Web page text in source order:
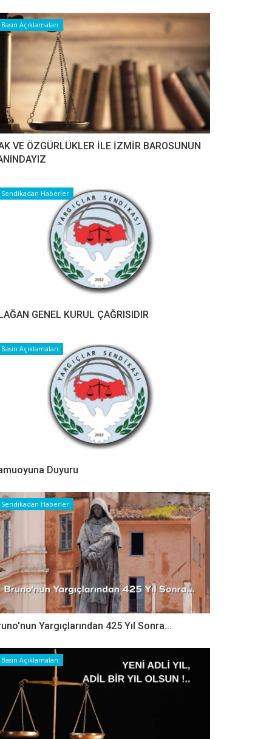
Basın Açıklamaları
VE ÖZGÜRLÜKLER İLE İZMİR BAROSUNUN
Sendikadan Haberler
GENEL KURUL ÇAĞRISIDIR
Basın Açıklamaları
Duyuru
Sendikadan Haberler
Yargıçlarından 425 Yıl Sonra...
Basın Açıklamaları